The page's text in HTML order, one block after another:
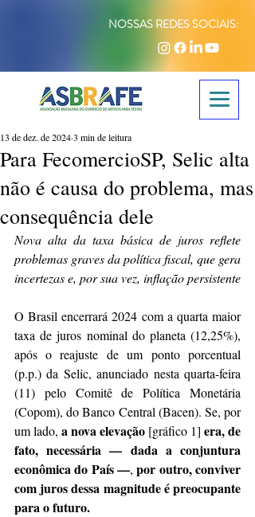
NOSSAS REDES SOCIAIS:
Para FecomercioSP, Selic alta
não é causa do problema, mas
consequência dele
13 de dez. de 20243 min de leitura
Nova alta da taxa básica de juros reflete
problemas graves da política fiscal, que gera
incertezas e, por sua vez, inflação persistente
O Brasil encerrará 2024 com a quarta maior
taxa de juros nominal do planeta (12,25%),
após o reajuste de um ponto porcentual
(p.p.) da Selic, anunciado nesta quarta-feira
(11) pelo Comitê de Política Monetária
(Copom), do Banco Central (Bacen). Se, por
um lado, a nova elevação [gráfico 1] era, de
fato, necessária — dada a conjuntura
econômica do País —, por outro, conviver
com juros dessa magnitude é preocupante
para o futuro.